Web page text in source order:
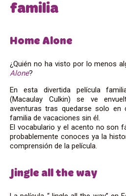
familia
Home Alone
¿Quién no ha visto por lo menos
Alone?
En esta divertida película
(Macaulay Culkin) se ve
aventuras tras quedarse solo en
familia de vacaciones sin él.
El vocabulario y el acento no son
probablemente conoces ya la
comprensión de la película.
Jingle all the way